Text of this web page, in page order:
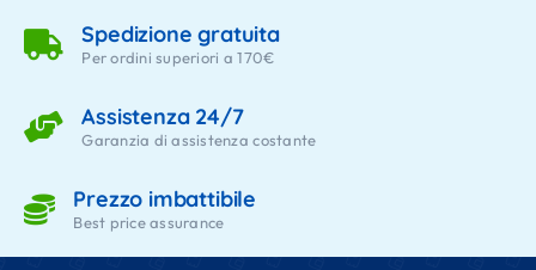
Spedizione gratuita
Per ordini superiori a 170€
Assistenza 24/7
Garanzia di assistenza costante
Prezzo imbattibile
Best price assurance